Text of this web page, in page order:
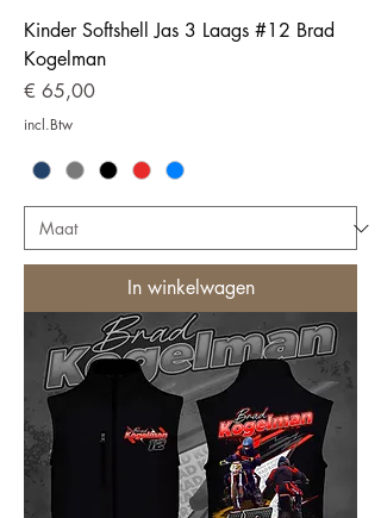
Kinder Softshell Jas 3 Laags #12 Brad
Kogelman
Prijs
€ 65,00
incl.Btw
In winkelwagen